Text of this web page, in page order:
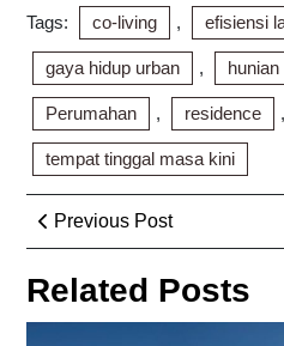
Tags: co-living , efisiensi
gaya hidup urban ,
Perumahan , residence ,
tempat tinggal masa kini
Post
navigation
Previous PostPrevious
Post
Related Posts